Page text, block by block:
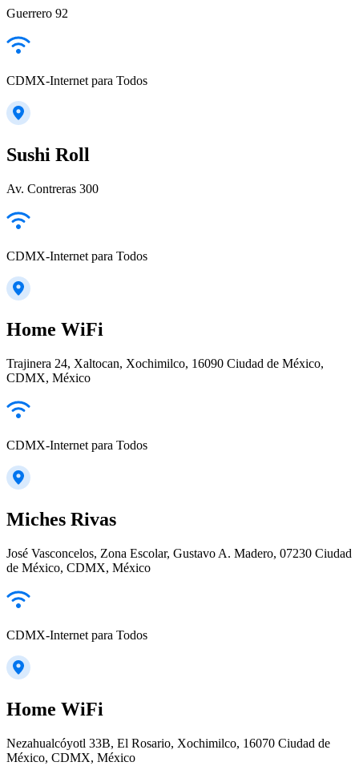
Guerrero 92
CDMX-Internet para Todos
Sushi Roll
Av. Contreras 300
CDMX-Internet para Todos
Home WiFi
Trajinera 24, Xaltocan, Xochimilco, 16090 Ciudad de México,
CDMX, México
CDMX-Internet para Todos
Miches Rivas
José Vasconcelos, Zona Escolar, Gustavo A. Madero, 07230 Ciudad
de México, CDMX, México
CDMX-Internet para Todos
Home WiFi
Nezahualcóyotl 33B, El Rosario, Xochimilco, 16070 Ciudad de
México, CDMX, México